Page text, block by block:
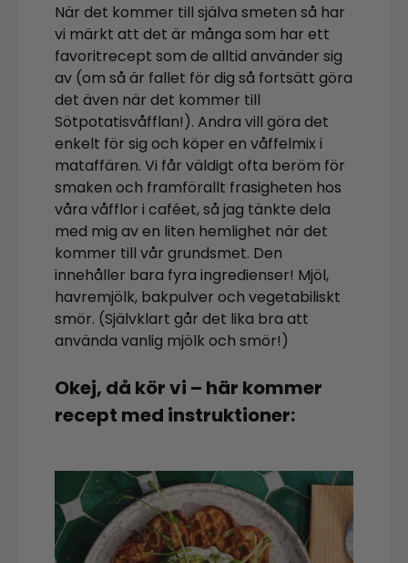
När det kommer till själva smeten så har
vi märkt att det är många som har ett
favoritrecept som de alltid använder sig
av (om så är fallet för dig så fortsätt göra
det även när det kommer till
Sötpotatisvåfflan!). Andra vill göra det
enkelt för sig och köper en våffelmix i
mataffären. Vi får väldigt ofta beröm för
smaken och framförallt frasigheten hos
våra våfflor i caféet, så jag tänkte dela
med mig av en liten hemlighet när det
kommer till vår grundsmet. Den
innehåller bara fyra ingredienser! Mjöl,
havremjölk, bakpulver och vegetabiliskt
smör. (Självklart går det lika bra att
använda vanlig mjölk och smör!)
Okej, då kör vi – här kommer
recept med instruktioner: